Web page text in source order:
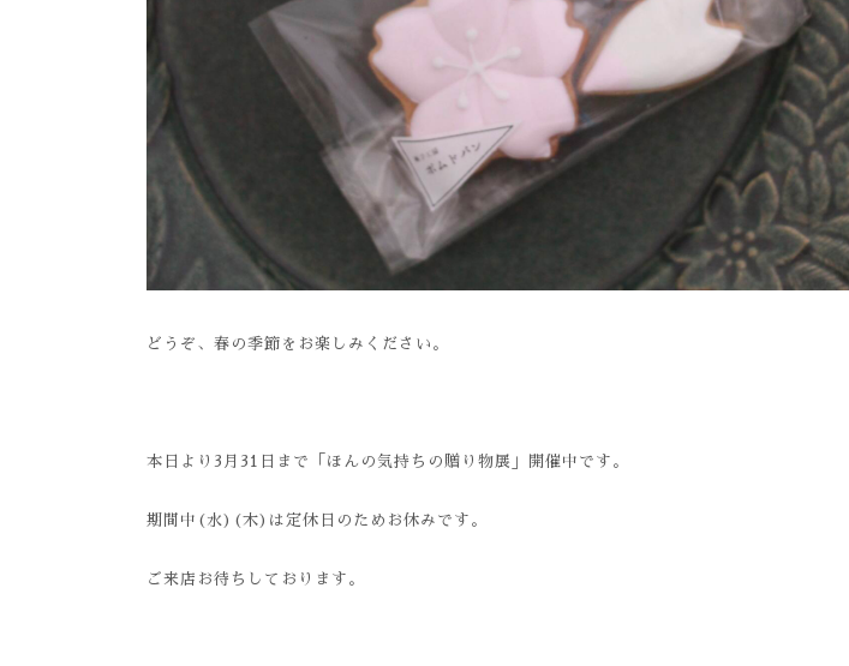
どうぞ、春の季節をお楽しみください。
本日より3月31日まで「ほんの気持ちの贈り物展」開催中です。
期間中(水)(木)は定休日のためお休みです。
ご来店お待ちしております。